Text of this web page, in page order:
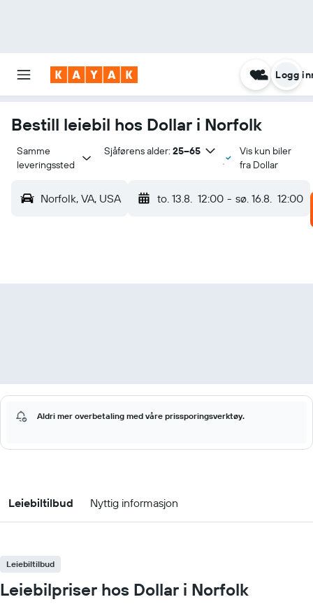
Logg
Bestill leiebil hos Dollar i Norfolk
Samme
leveringssted
Sjåførens alder: 25–65
Vis kun biler
fra Dollar
Norfolk, VA, USA to. 13.8. 12:00 - sø. 16.8. 12:00
Aldri mer overbetaling med våre prissporingsverktøy.
Leiebiltilbud Nyttig informasjon
Leiebiltilbud
Leiebilpriser hos Dollar i Norfolk